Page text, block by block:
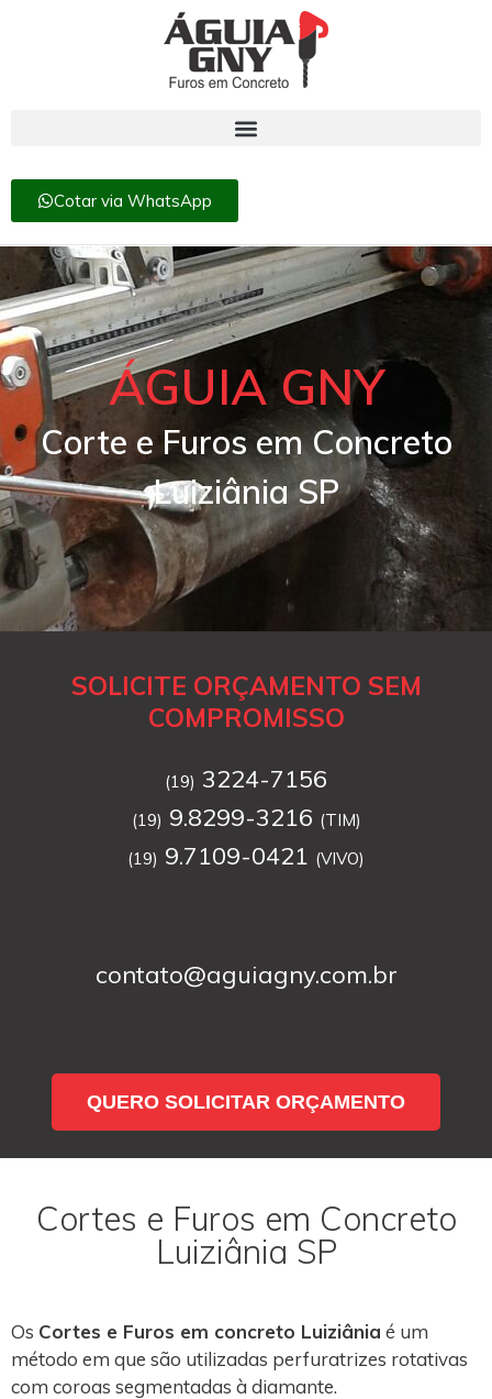
Cotar via WhatsApp
ÁGUIA GNY
Corte e Furos em Concreto
Luiziânia SP
SOLICITE ORÇAMENTO SEM
COMPROMISSO
(19) 3224-7156
(19) 9.8299-3216 (TIM)
(19) 9.7109-0421 (VIVO)
contato@aguiagny.com.br
QUERO SOLICITAR ORÇAMENTO
Cortes e Furos em Concreto
Luiziânia SP
Os Cortes e Furos em concreto Luiziânia é um
método em que são utilizadas perfuratrizes rotativas
com coroas segmentadas à diamante.